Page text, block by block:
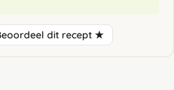
dit recept ★